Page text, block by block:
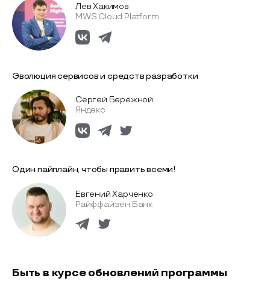
Лев Хакимов
MWS Cloud Platform
Эволюция сервисов и средств разработки
Сергей Бережной
Яндекс
Один пайплайн, чтобы править всеми!
Евгений Харченко
Райффайзен Банк
Быть в курсе обновлений программы